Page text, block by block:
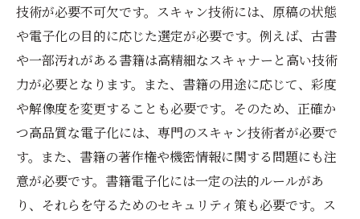
技術が必要不可欠です。スキャン技術には、原稿の状態
や電子化の目的に応じた選定が必要です。例えば、古書
や一部汚れがある書籍は高精細なスキャナーと高い技術
力が必要となります。また、書籍の用途に応じて、彩度
や解像度を変更することも必要です。そのため、正確か
つ高品質な電子化には、専門のスキャン技術者が必要で
す。また、書籍の著作権や機密情報に関する問題にも注
意が必要です。書籍電子化には一定の法的ルールがあ
り、それらを守るためのセキュリティ策も必要です。ス